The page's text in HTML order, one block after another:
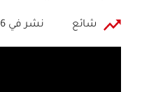
شائع نشر في 16 كانون الأول 25